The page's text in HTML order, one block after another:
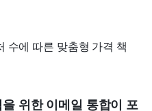
수에 따른 맞춤형 가격 책
위한 이메일 통합이 포